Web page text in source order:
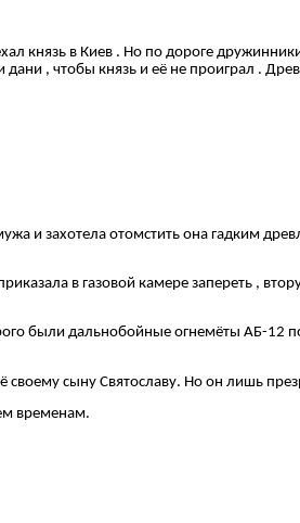
князь в Киев . Но по дороге
дани , чтобы князь и её не проиграл .
и захотела отомстить она гадким
в газовой камере запереть ,
были дальнобойные огнемёты АБ-12
сыну Святославу. Но он лишь
временам.